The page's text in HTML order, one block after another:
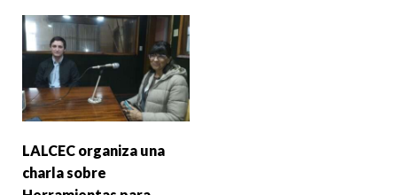
LALCEC organiza una
charla sobre